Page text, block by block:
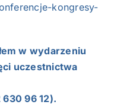
kongresy-
w wydarzeniu
uczestnictwa
96 12).